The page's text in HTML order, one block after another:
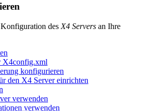
des X4 Servers an Ihre
X4config.xml
konfigurieren
den X4 Server einrichten
verwenden
verwenden